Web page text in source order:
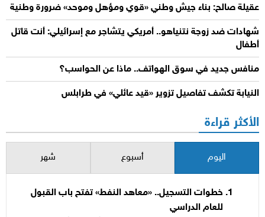
عقيلة صالح: بناء جيش وطني «قوي ومؤهل وموحد» ضرورة وطنية
شهادات ضد زوجة نتنياهو.. أمريكي يتشاجر مع إسرائيلي: أنت قاتل
أطفال
منافس جديد في سوق الهواتف.. ماذا عن الحواسب؟
النيابة تكشف تفاصيل تزوير «قيد عائلي» في طرابلس
الأكثر قراءة
اليوم أسبوع شهر
خطوات التسجيل.. «معاهد النفط» تفتح باب القبول
للعام الدراسي